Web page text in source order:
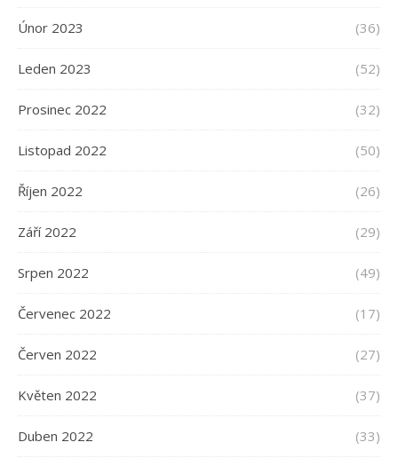
Únor 2023 (36)
Leden 2023 (52)
Prosinec 2022 (32)
Listopad 2022 (50)
Říjen 2022 (26)
Září 2022 (29)
Srpen 2022 (49)
Červenec 2022 (17)
Červen 2022 (27)
Květen 2022 (37)
Duben 2022 (33)